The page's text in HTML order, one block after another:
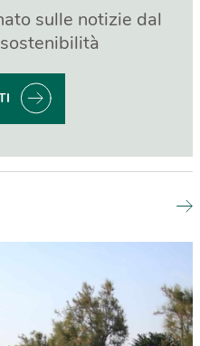
sulle notizie dal